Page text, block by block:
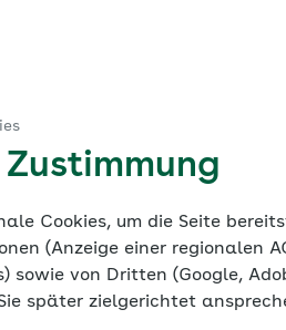
Cookies, um die Seite
(Anzeige einer regionalen
sowie von Dritten (Google,
später zielgerichtet